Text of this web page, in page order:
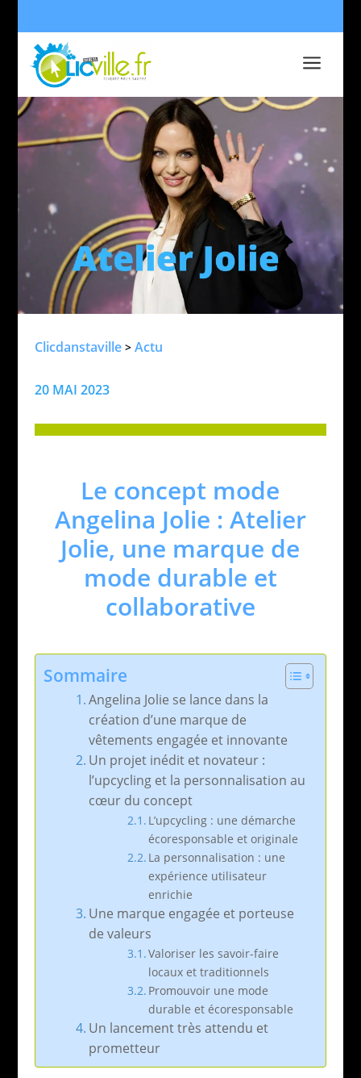
a
Clicdanstaville> Actu
20 MAI 2023
Le concept mode
Angelina Jolie : Atelier
Jolie, une marque de
mode durable et
collaborative
Sommaire
Angelina Jolie se lance dans la
création d’une marque de
vêtements engagée et innovante
Un projet inédit et novateur :
l’upcycling et la personnalisation au
cœur du concept
L’upcycling : une démarche
écoresponsable et originale
La personnalisation : une
expérience utilisateur
enrichie
Une marque engagée et porteuse
de valeurs
Valoriser les savoir-faire
locaux et traditionnels
Promouvoir une mode
durable et écoresponsable
Un lancement très attendu et
prometteur